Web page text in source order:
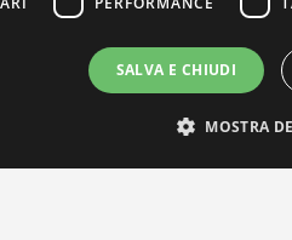
SALVA E CHIUDI
MOSTRA